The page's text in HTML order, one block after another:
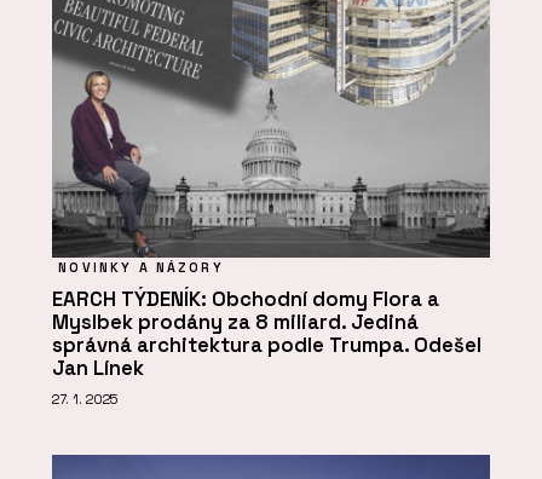
NOVINKY A NÁZORY
EARCH TÝDENÍK: Obchodní domy Flora a
Myslbek prodány za 8 miliard. Jediná
správná architektura podle Trumpa. Odešel
Jan Línek
27. 1. 2025